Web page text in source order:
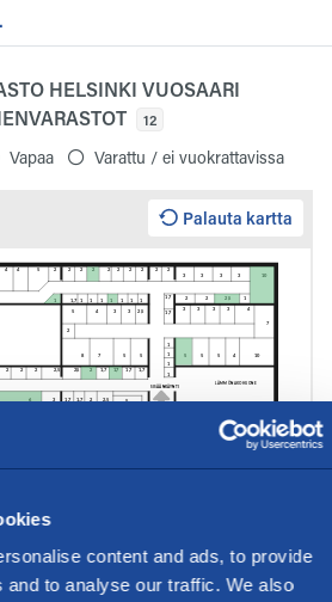
content and ads, to provide
and to analyse our traffic. We also
HELSINKI VUOSAARI
12
Vapaa Varattu / ei vuokrattavissa
Palauta kartta